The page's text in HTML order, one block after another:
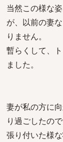
当然この様な
が、以前の妻
りません。
暫らくして、
ました。
妻が私の方に
り過ごしたの
張り付いた様